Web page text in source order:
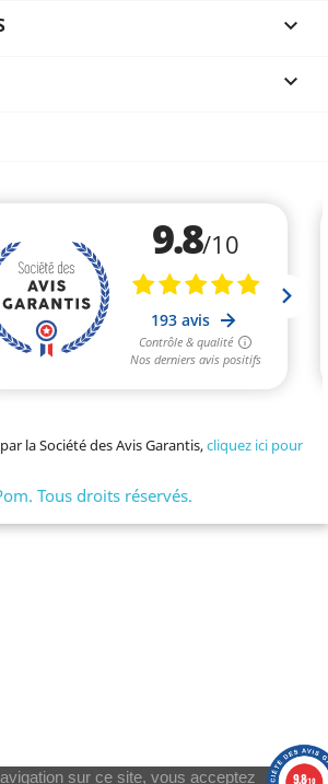


sur ce site, vous acceptez
la Société des Avis Garantis,cliquez ici pour
Tous droits réservés.
9.8/10